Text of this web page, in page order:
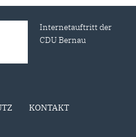
Internetauftritt der
CDU Bernau
KONTAKT